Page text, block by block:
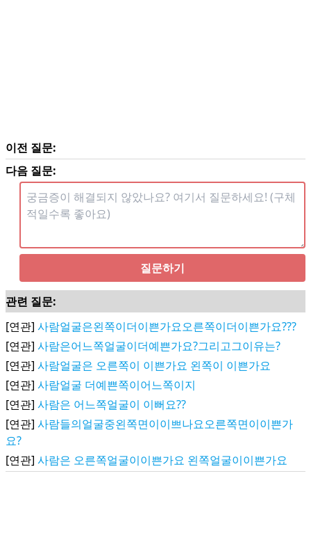
이전 질문:
다음 질문:
질문하기
관련 질문:
[연관] 사람얼굴은왼쪽이더이쁜가요오른쪽이더이쁜가요???
[연관] 사람은어느쪽얼굴이더예쁜가요?그리고그이유는?
[연관] 사람얼굴은 오른쪽이 이쁜가요 왼쪽이 이쁜가요
[연관] 사람얼굴 더예쁜쪽이어느쪽이지
[연관] 사람은 어느쪽얼굴이 이뻐요??
[연관] 사람들의얼굴중왼쪽면이이쁘나요오른쪽면이이쁜가
요?
[연관] 사람은 오른쪽얼굴이이쁜가요 왼쪽얼굴이이쁜가요